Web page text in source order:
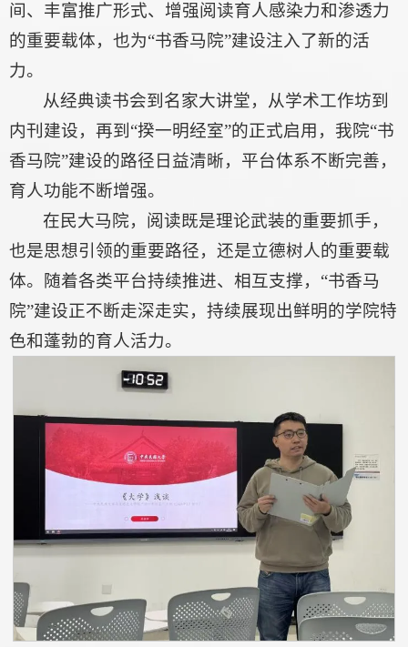
间、丰富推广形式、增强阅读育人感染力和渗透力
的重要载体，也为“书香马院”建设注入了新的活
力。
从经典读书会到名家大讲堂，从学术工作坊到
内刊建设，再到“揆一明经室”的正式启用，我院“书
香马院”建设的路径日益清晰，平台体系不断完善，
育人功能不断增强。
在民大马院，阅读既是理论武装的重要抓手，
也是思想引领的重要路径，还是立德树人的重要载
体。随着各类平台持续推进、相互支撑，“书香马
院”建设正不断走深走实，持续展现出鲜明的学院特
色和蓬勃的育人活力。